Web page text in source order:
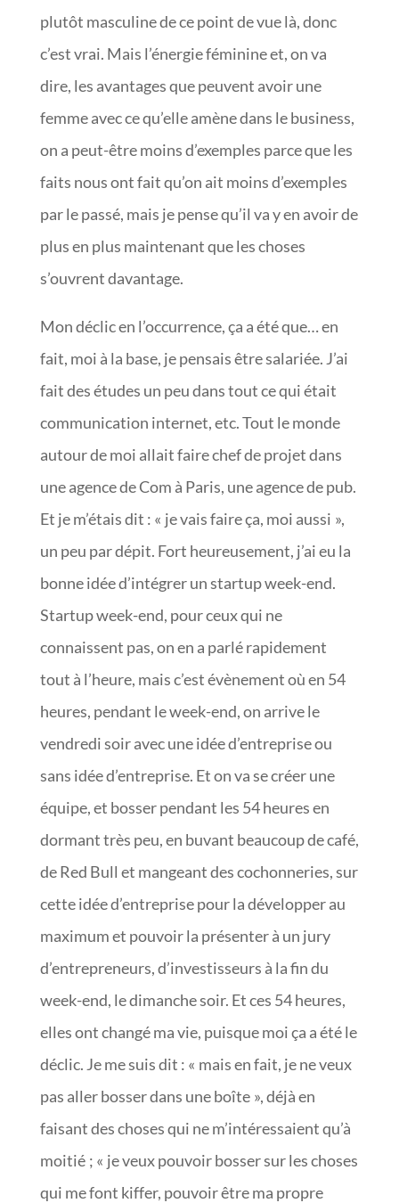
plutôt masculine de ce point de vue là, donc
c’est vrai. Mais l’énergie féminine et, on va
dire, les avantages que peuvent avoir une
femme avec ce qu’elle amène dans le business,
on a peut-être moins d’exemples parce que les
faits nous ont fait qu’on ait moins d’exemples
par le passé, mais je pense qu’il va y en avoir de
plus en plus maintenant que les choses
s’ouvrent davantage.
Mon déclic en l’occurrence, ça a été que… en
fait, moi à la base, je pensais être salariée. J’ai
fait des études un peu dans tout ce qui était
communication internet, etc. Tout le monde
autour de moi allait faire chef de projet dans
une agence de Com à Paris, une agence de pub.
Et je m’étais dit : « je vais faire ça, moi aussi »,
un peu par dépit. Fort heureusement, j’ai eu la
bonne idée d’intégrer un startup week-end.
Startup week-end, pour ceux qui ne
connaissent pas, on en a parlé rapidement
tout à l’heure, mais c’est évènement où en 54
heures, pendant le week-end, on arrive le
vendredi soir avec une idée d’entreprise ou
sans idée d’entreprise. Et on va se créer une
équipe, et bosser pendant les 54 heures en
dormant très peu, en buvant beaucoup de café,
de Red Bull et mangeant des cochonneries, sur
cette idée d’entreprise pour la développer au
maximum et pouvoir la présenter à un jury
d’entrepreneurs, d’investisseurs à la fin du
week-end, le dimanche soir. Et ces 54 heures,
elles ont changé ma vie, puisque moi ça a été le
déclic. Je me suis dit : « mais en fait, je ne veux
pas aller bosser dans une boîte », déjà en
faisant des choses qui ne m’intéressaient qu’à
moitié ; « je veux pouvoir bosser sur les choses
qui me font kiffer, pouvoir être ma propre